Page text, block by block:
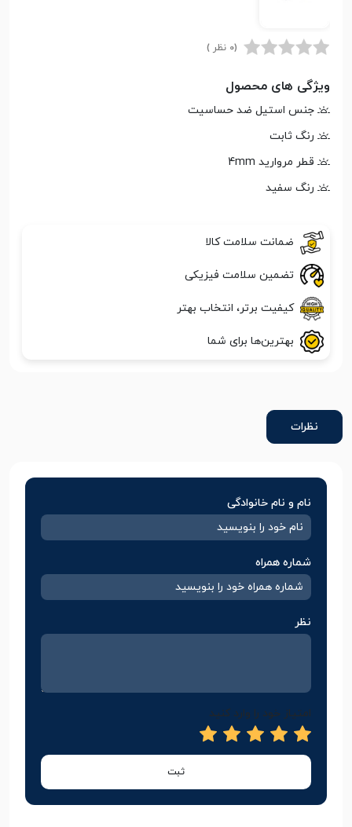
(0 نظر )
ویژگی های محصول
جنس استیل ضد حساسیت
رنگ ثابت
قطر مروارید 4mm
رنگ سفید
ضمانت سلامت کالا
تضمین سلامت فیزیکی
کیفیت برتر، انتخاب بهتر
بهترین‌ها برای شما
نظرات
نام و نام خانوادگی
شماره همراه
نظر
امتیاز خود را وارد کنید
ثبت